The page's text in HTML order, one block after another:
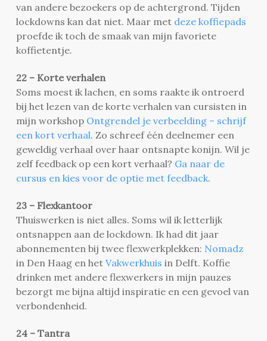
van andere bezoekers op de achtergrond. Tijden
lockdowns kan dat niet. Maar met deze koffiepads
proefde ik toch de smaak van mijn favoriete
koffietentje.
22 – Korte verhalen
Soms moest ik lachen, en soms raakte ik ontroerd
bij het lezen van de korte verhalen van cursisten in
mijn workshop Ontgrendel je verbeelding – schrijf
een kort verhaal. Zo schreef één deelnemer een
geweldig verhaal over haar ontsnapte konijn. Wil je
zelf feedback op een kort verhaal? Ga naar de
cursus en kies voor de optie met feedback.
23 – Flexkantoor
Thuiswerken is niet alles. Soms wil ik letterlijk
ontsnappen aan de lockdown. Ik had dit jaar
abonnementen bij twee flexwerkplekken: Nomadz
in Den Haag en het Vakwerkhuis in Delft. Koffie
drinken met andere flexwerkers in mijn pauzes
bezorgt me bijna altijd inspiratie en een gevoel van
verbondenheid.
24 – Tantra